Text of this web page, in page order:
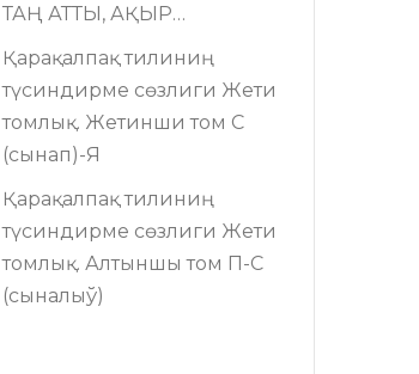
ТАҢ АТТЫ, АҚЫР…
Қарақалпақ тилиниң
түсиндирме сөзлиги Жети
томлық. Жетинши том C
(сынап)-Я
Қарақалпақ тилиниң
түсиндирме сөзлиги Жети
томлық. Алтыншы том П-C
(сыналыў)